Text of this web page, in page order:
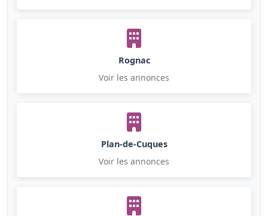
Rognac
Voir les annonces
Plan-de-Cuques
Voir les annonces